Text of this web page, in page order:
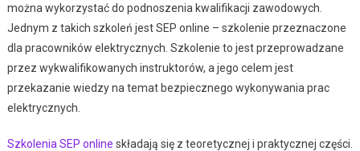
można wykorzystać do podnoszenia kwalifikacji zawodowych.
Jednym z takich szkoleń jest SEP online – szkolenie przeznaczone
dla pracowników elektrycznych. Szkolenie to jest przeprowadzane
przez wykwalifikowanych instruktorów, a jego celem jest
przekazanie wiedzy na temat bezpiecznego wykonywania prac
elektrycznych.
Szkolenia SEP online składają się z teoretycznej i praktycznej części.